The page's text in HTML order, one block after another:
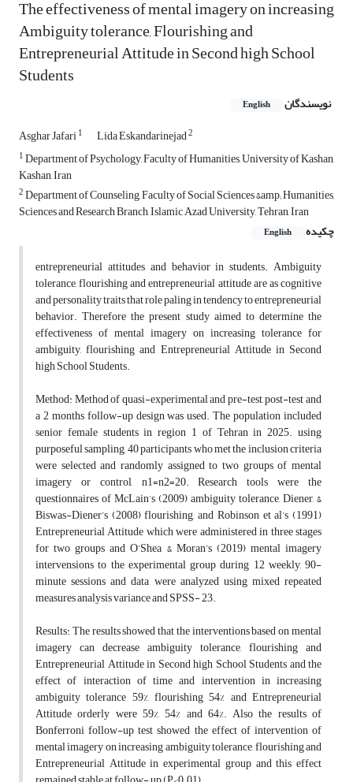
The effectiveness of mental imagery on increasing
Ambiguity tolerance, Flourishing and
Entrepreneurial Attitude in Second high School
Students
نویسندگان English
Asghar Jafari1 Lida Eskandarinejad2
1Department of Psychology, Faculty of Humanities, University of Kashan,
Kashan, Iran
2Department of Counseling, Faculty of Social Sciences &amp; Humanities,
Sciences and Research Branch, Islamic Azad University, Tehran, Iran
چکیده
English
entrepreneurial attitudes and behavior in students. Ambiguity
tolerance, flourishing and entrepreneurial attitude are as cognitive
and personality traits that role paling in tendency to entrepreneurial
behavior. Therefore the present study aimed to determine the
effectiveness of mental imagery on increasing tolerance for
ambiguity, flourishing and Entrepreneurial Attitude in Second
high School Students.
Method: Method of quasi-experimental and pre-test, post-test and
a 2 months follow-up design was used. The population included
senior female students in region 1 of Tehran in 2025. using
purposeful sampling, 40 participants who met the inclusion criteria
were selected and randomly assigned to two groups of mental
imagery or control, n1=n2=20. Research tools were the
questionnaires of McLain’s (2009) ambiguity tolerance, Diener, &
Biswas-Diener’s (2008) flourishing, and Robinson et al’s (1991)
Entrepreneurial Attitude which were administered in three stages
for two groups and O’Shea & Moran’s (2019) mental imagery
intervensions to the experimental group during 12 weekly, 90-
minute sessions and data were analyzed using mixed repeated
measures analysis variance and SPSS- 23.
Results: The results showed that the interventions based on mental
imagery can decrease ambiguity tolerance, flourishing and
Entrepreneurial Attitude in Second high School Students and the
effect of interaction of time and intervention in increasing
ambiguity tolerance 59%, flourishing 54% and Entrepreneurial
Attitude orderly were 59%, 54% and 64%. Also the results of
Bonferroni follow-up test showed the effect of intervention of
mental imagery on increasing ambiguity tolerance, flourishing and
Entrepreneurial Attitude in experimental group and this effect